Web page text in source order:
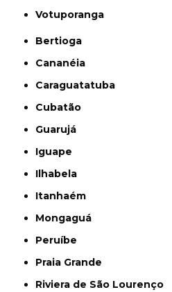
Votuporanga
Bertioga
Cananéia
Caraguatatuba
Cubatão
Guarujá
Iguape
Ilhabela
Itanhaém
Mongaguá
Peruíbe
Praia Grande
Riviera de São Lourenço